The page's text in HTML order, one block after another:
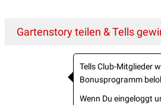
Gartenstory teilen & Tells
Tells Club-Mitglieder
Bonusprogramm
Wenn Du eingeloggt